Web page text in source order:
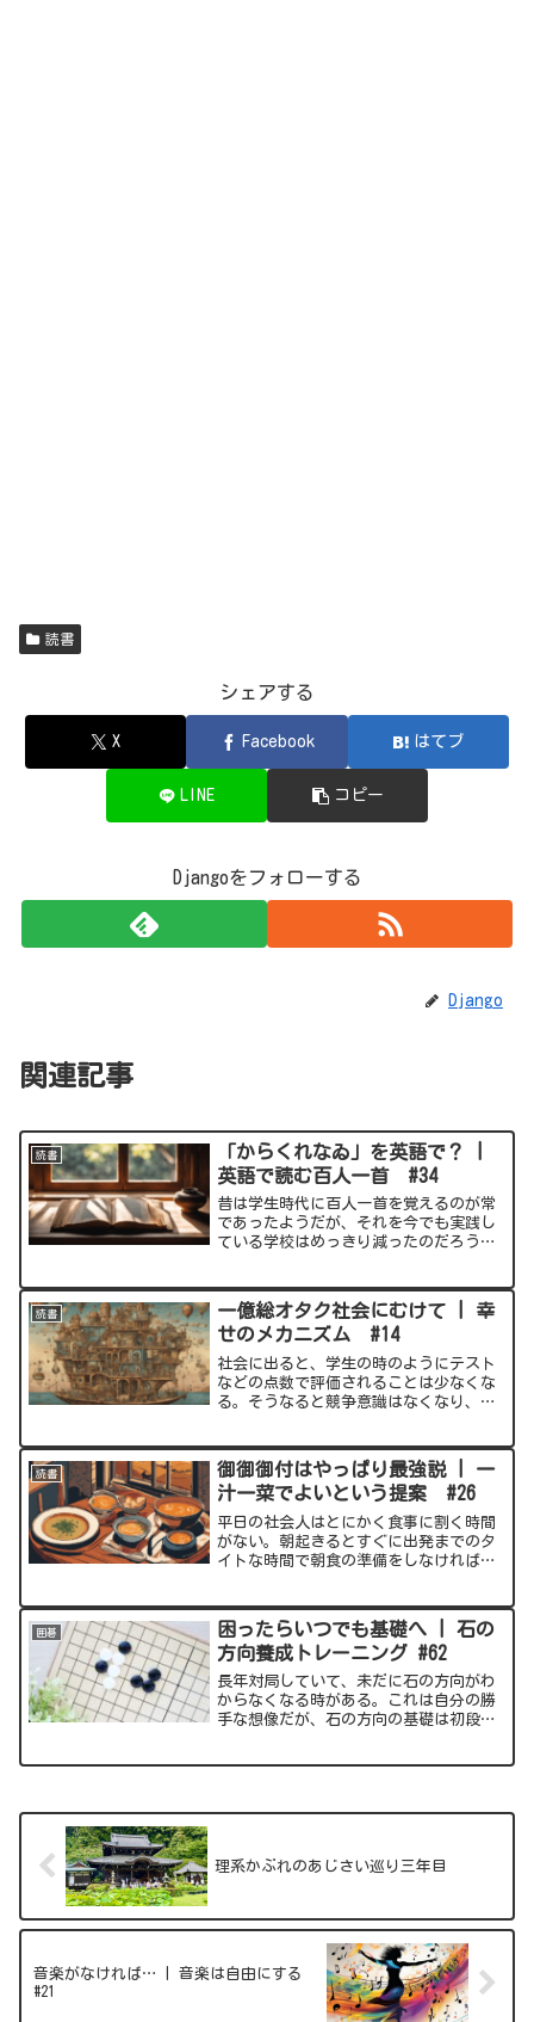
読書
シェアする
X Facebook はてブ
LINE コピー
Djangoをフォローする
Django
関連記事
読書
「からくれなゐ」を英語で？ |
英語で読む百人一首 #34
昔は学生時代に百人一首を覚えるのが常
であったようだが、それを今でも実践し
ている学校はめっきり減ったのだろう。
たが、がっつり覚える機会は殆どなかっ
た。そんな自分が百人一首...
読書
一億総オタク社会にむけて | 幸
せのメカニズム #14
社会に出ると、学生の時のようにテスト
などの点数で評価されることは少なくな
る。そうなると競争意識はなくなり、一
い。むしろ、他人との比較はより加速す
ることになるだろう。そんな厳...
読書
御御御付はやっぱり最強説 | 一
汁一菜でよいという提案 #26
平日の社会人はとにかく食事に割く時間
がない。朝起きるとすぐに出発までのタ
イトな時間で朝食の準備をしなければな
らないようにと急いで料理をしなければ
ならない。独身に限らず専...
囲碁
困ったらいつでも基礎へ | 石の
方向養成トレーニング #62
長年対局していて、未だに石の方向がわ
からなくなる時がある。これは自分の勝
手な想像だが、石の方向の基礎は初段に
理系かぶれのあじさい巡り三年目
音楽がなければ… | 音楽は自由にする
#21